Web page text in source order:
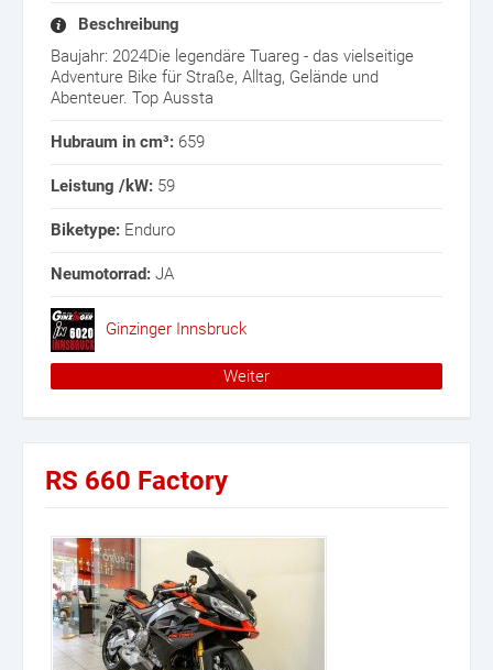
Beschreibung
Baujahr: 2024Die legendäre Tuareg - das vielseitige
Adventure Bike für Straße, Alltag, Gelände und
Abenteuer. Top Aussta
Hubraum in cm³: 659
Leistung /kW: 59
Biketype: Enduro
Neumotorrad: JA
Ginzinger Innsbruck
Weiter
RS 660 Factory